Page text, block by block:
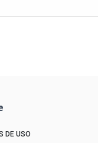
DE USO